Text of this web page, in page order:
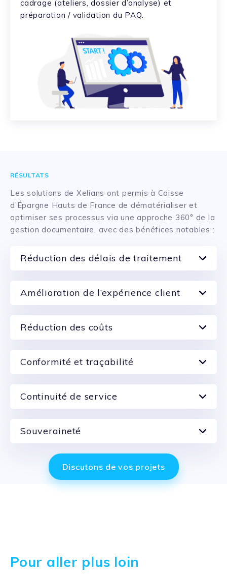
cadrage (ateliers, dossier d’analyse) et
préparation / validation du PAQ.
RÉSULTATS
Les solutions de Xelians ont permis à Caisse
d’Épargne Hauts de France de dématérialiser et
optimiser ses processus via une approche 360° de la
gestion documentaire, avec des bénéfices notables :
Réduction des délais de traitement
Amélioration de l’expérience client
Réduction des coûts
Conformité et traçabilité
Continuité de service
Souveraineté
Discutons de vos projets
Pour aller plus loin